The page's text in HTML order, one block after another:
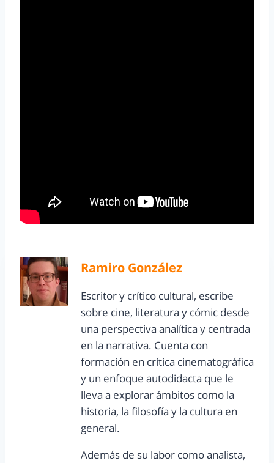
Ramiro González
Escritor y crítico cultural, escribe
sobre cine, literatura y cómic desde
una perspectiva analítica y centrada
en la narrativa. Cuenta con
formación en crítica cinematográfica
y un enfoque autodidacta que le
lleva a explorar ámbitos como la
historia, la filosofía y la cultura en
general.
Además de su labor como analista,